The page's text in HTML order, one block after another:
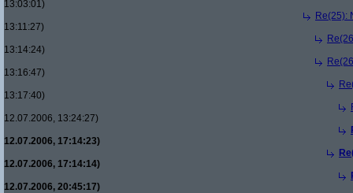
13:03:01)
Re(25):
13:11:27)
13:14:24)
13:16:47)
13:17:40)
12.07.2006, 13:24:27)
12.07.2006, 17:14:23)
12.07.2006, 17:14:14)
12.07.2006, 20:45:17)